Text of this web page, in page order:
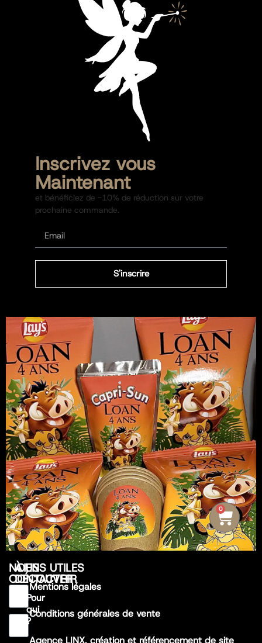
Inscrivez vous
Maintenant
et bénéficiez de -10% de réduction sur votre
prochaine commande.
S'inscrire
0
NOUS
CONTACTER
À
DÉCOUVRIR
Pour
qui
?
LIENS UTILES
Mentions légales
Conditions générales de vente
Agence LINX, création et référencement de site